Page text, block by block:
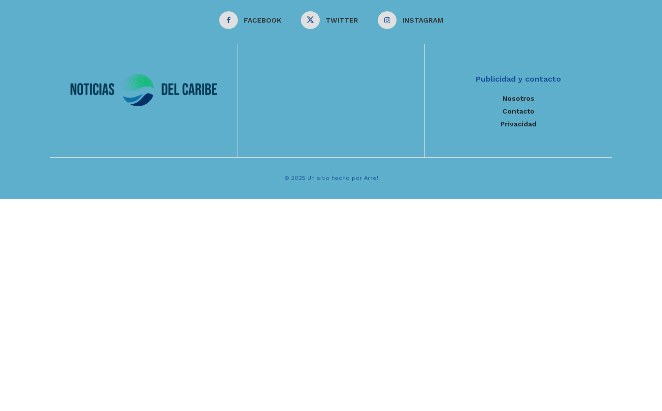
FACEBOOK TWITTER INSTAGRAM
Publicidad y contacto
Nosotros
Contacto
Privacidad
© 2025 Un sitio hecho por Arre!